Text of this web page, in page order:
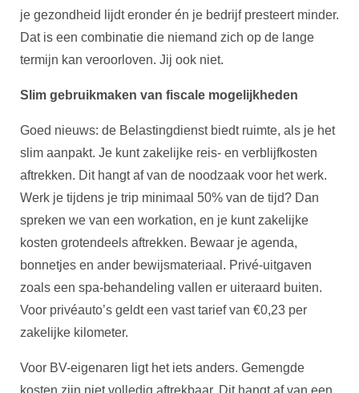
je gezondheid lijdt eronder én je bedrijf presteert minder.
Dat is een combinatie die niemand zich op de lange
termijn kan veroorloven. Jij ook niet.
Slim gebruikmaken van fiscale mogelijkheden
Goed nieuws: de Belastingdienst biedt ruimte, als je het
slim aanpakt. Je kunt zakelijke reis- en verblijfkosten
aftrekken. Dit hangt af van de noodzaak voor het werk.
Werk je tijdens je trip minimaal 50% van de tijd? Dan
spreken we van een workation, en je kunt zakelijke
kosten grotendeels aftrekken. Bewaar je agenda,
bonnetjes en ander bewijsmateriaal. Privé-uitgaven
zoals een spa-behandeling vallen er uiteraard buiten.
Voor privéauto’s geldt een vast tarief van €0,23 per
zakelijke kilometer.
Voor BV-eigenaren ligt het iets anders. Gemengde
kosten zijn niet volledig aftrekbaar. Dit hangt af van een